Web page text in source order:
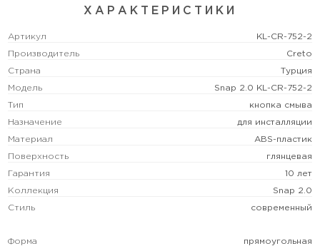
ХАРАКТЕРИСТИКИ
Артикул KL-CR-752-2
Производитель Creto
Страна Турция
Модель Snap 2.0 KL-CR-752-2
Тип кнопка смыва
Назначение для инсталляции
Материал ABS-пластик
Поверхность глянцевая
Гарантия 10 лет
Коллекция Snap 2.0
Стиль современный
Форма прямоугольная